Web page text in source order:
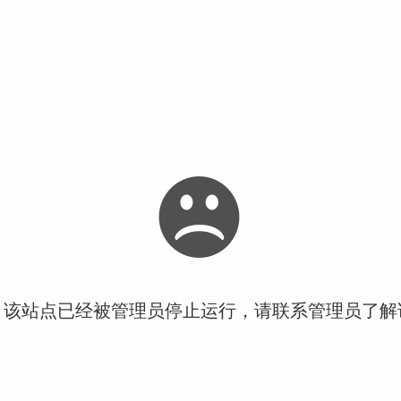
站点已经被管理员停止运行，请联系管理员了